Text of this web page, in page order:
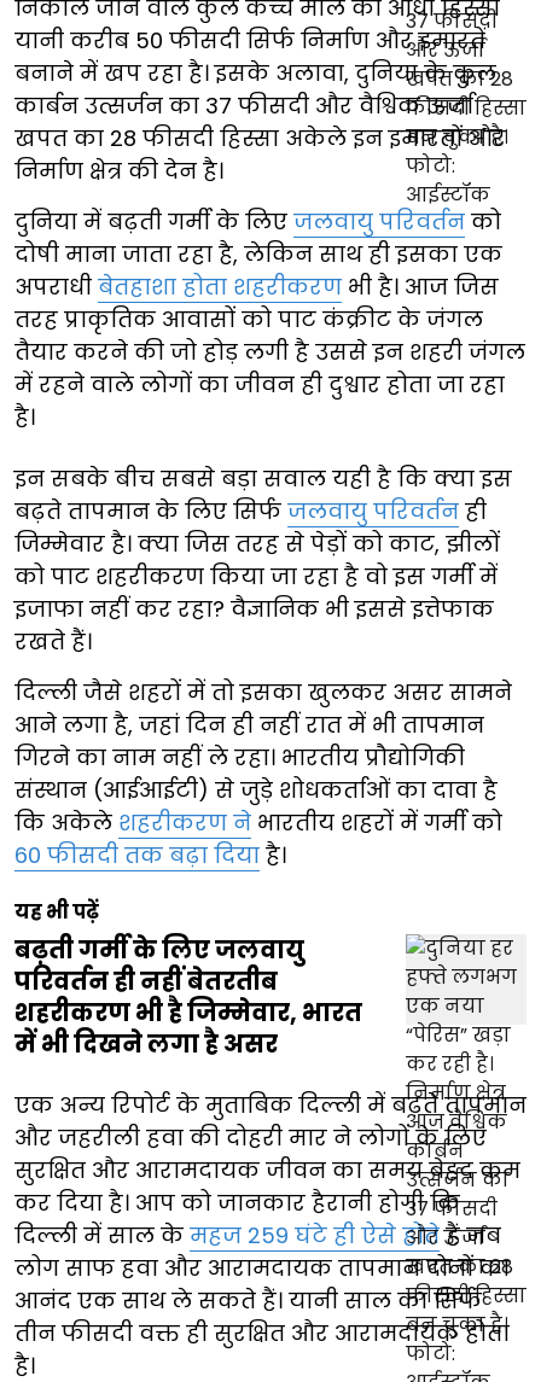
निकाले जाने वाले कुल कच्चे माल का आधा हिस्सा
यानी करीब 50 फीसदी सिर्फ निर्माण और इमारतें
बनाने में खप रहा है। इसके अलावा, दुनिया के कुल
कार्बन उत्सर्जन का 37 फीसदी और वैश्विक ऊर्जा
खपत का 28 फीसदी हिस्सा अकेले इन इमारतों और
निर्माण क्षेत्र की देन है।
दुनिया में बढ़ती गर्मी के लिए जलवायु परिवर्तन को
दोषी माना जाता रहा है, लेकिन साथ ही इसका एक
अपराधी बेतहाशा होता शहरीकरण भी है। आज जिस
तरह प्राकृतिक आवासों को पाट कंक्रीट के जंगल
तैयार करने की जो होड़ लगी है उससे इन शहरी जंगल
में रहने वाले लोगों का जीवन ही दुश्वार होता जा रहा
है।
इन सबके बीच सबसे बड़ा सवाल यही है कि क्या इस
बढ़ते तापमान के लिए सिर्फ जलवायु परिवर्तन ही
जिम्मेवार है। क्या जिस तरह से पेड़ों को काट, झीलों
को पाट शहरीकरण किया जा रहा है वो इस गर्मी में
इजाफा नहीं कर रहा? वैज्ञानिक भी इससे इत्तेफाक
रखते हैं।
दिल्ली जैसे शहरों में तो इसका खुलकर असर सामने
आने लगा है, जहां दिन ही नहीं रात में भी तापमान
गिरने का नाम नहीं ले रहा। भारतीय प्रौद्योगिकी
संस्थान (आईआईटी) से जुड़े शोधकर्ताओं का दावा है
कि अकेले शहरीकरण ने भारतीय शहरों में गर्मी को
60 फीसदी तक बढ़ा दिया है।
यह भी पढ़ें
बढ़ती गर्मी के लिए जलवायु
परिवर्तन ही नहीं बेतरतीब
शहरीकरण भी है जिम्मेवार, भारत
में भी दिखने लगा है असर
एक अन्य रिपोर्ट के मुताबिक दिल्ली में बढ़ते तापमान
और जहरीली हवा की दोहरी मार ने लोगों के लिए
सुरक्षित और आरामदायक जीवन का समय बेहद कम
कर दिया है। आप को जानकार हैरानी होगी कि
दिल्ली में साल के महज 259 घंटे ही ऐसे होतेहैं जब
लोग साफ हवा और आरामदायक तापमान दोनों का
आनंद एक साथ ले सकते हैं। यानी साल का सिर्फ
तीन फीसदी वक्त ही सुरक्षित और आरामदायक होता
है।